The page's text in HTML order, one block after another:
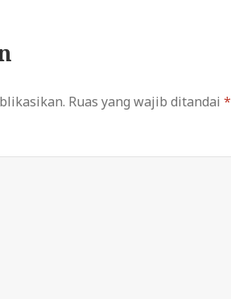
Ruas yang wajib ditandai*